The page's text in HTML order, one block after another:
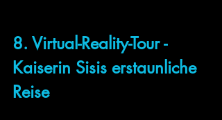
8. Virtual-Reality-Tour -
Kaiserin Sisis erstaunliche
Reise